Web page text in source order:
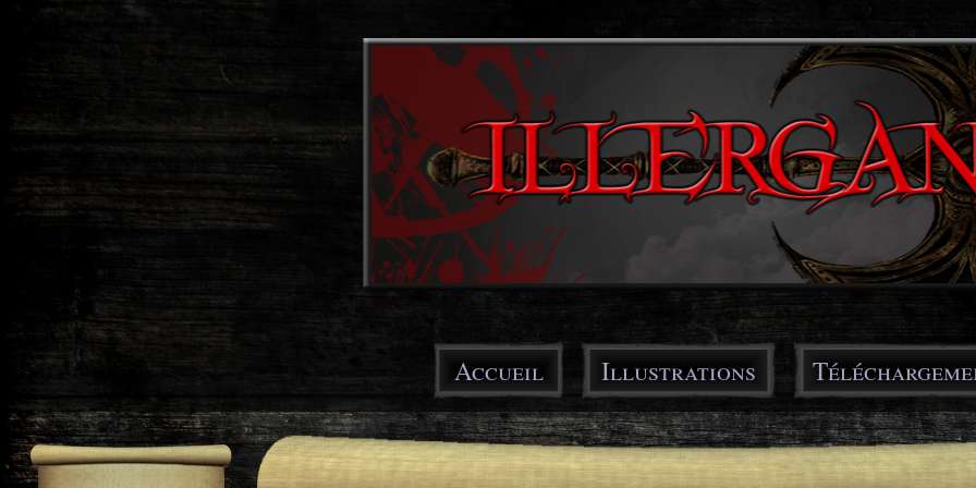
main
Illergan
Main menu
Accueil Illustrations
You are here